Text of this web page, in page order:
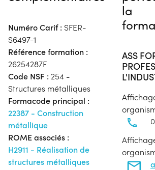
Numéro Carif : SFER-
S6497-1
Référence formation :
26254287F
Code NSF : 254 -
Structures métalliques
Formacode principal :
22387 - Construction
métallique
ROME associés :
H2911 - Réalisation de
structures métalliques
la
ASS